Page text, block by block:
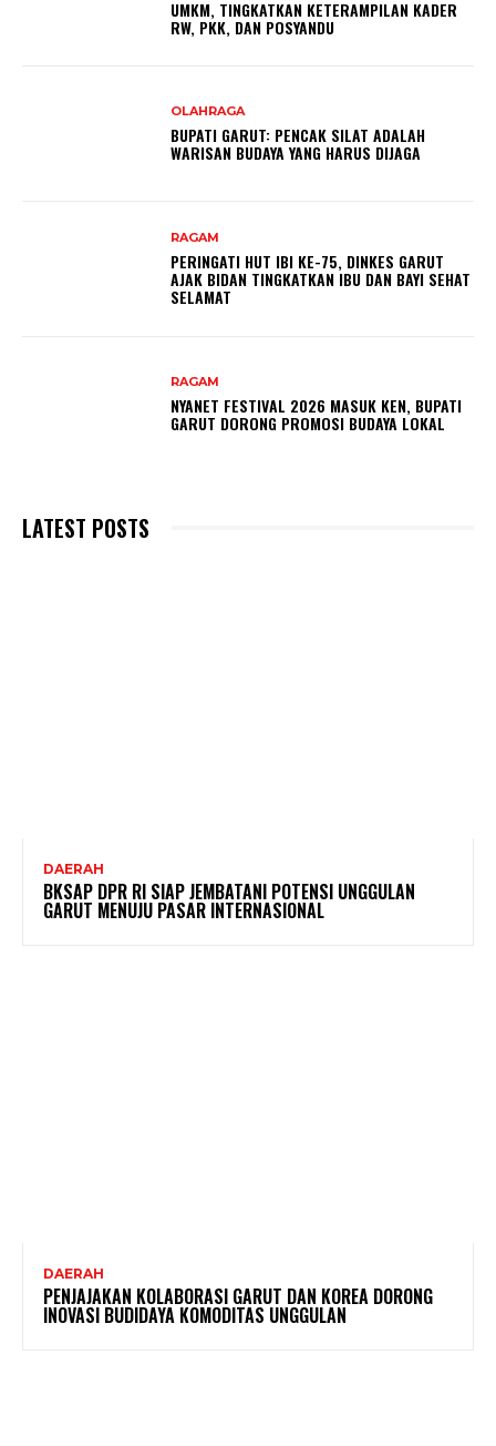
UMKM, TINGKATKAN KETERAMPILAN KADER
RW, PKK, DAN POSYANDU
OLAHRAGA
BUPATI GARUT: PENCAK SILAT ADALAH
WARISAN BUDAYA YANG HARUS DIJAGA
RAGAM
PERINGATI HUT IBI KE-75, DINKES GARUT
AJAK BIDAN TINGKATKAN IBU DAN BAYI SEHAT
SELAMAT
RAGAM
NYANET FESTIVAL 2026 MASUK KEN, BUPATI
GARUT DORONG PROMOSI BUDAYA LOKAL
LATEST POSTS
DAERAH
BKSAP DPR RI SIAP JEMBATANI POTENSI UNGGULAN
GARUT MENUJU PASAR INTERNASIONAL
DAERAH
PENJAJAKAN KOLABORASI GARUT DAN KOREA DORONG
INOVASI BUDIDAYA KOMODITAS UNGGULAN